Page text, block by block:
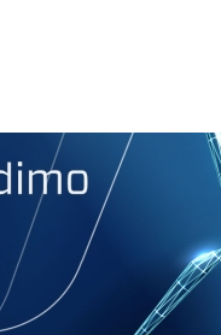
CP-